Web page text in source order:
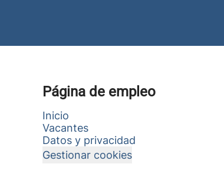
Página de empleo
Inicio
Vacantes
Datos y privacidad
Gestionar cookies